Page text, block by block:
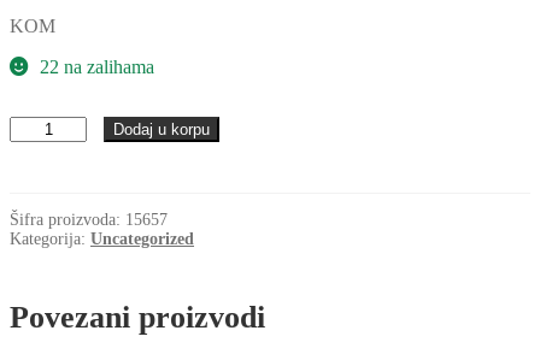
KOM
22 na zalihama
Caura
PCMF
(PAF
18170
Dodaj u korpu
Šifra proizvoda: 15657
Kategorija: Uncategorized
Povezani proizvodi